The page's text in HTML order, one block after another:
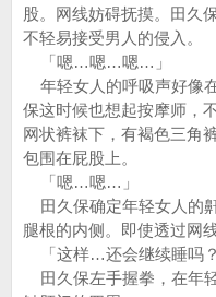
股。网线妨碍抚摸。田久
不轻易接受男人的侵入。
「嗯…嗯…嗯…」
年轻女人的呼吸声好像
保这时候也想起按摩师，
网状裤袜下，有褐色三角
包围在屁股上。
「嗯…嗯…」
田久保确定年轻女人的
腿根的内侧。即使透过网
「这样…还会继续睡吗？
田久保左手握拳，在年